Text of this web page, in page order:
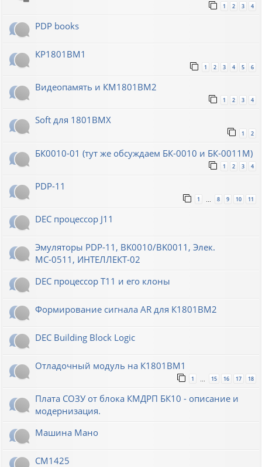
1 2 3 4
PDP books
КР1801ВМ1
1 2 3 4 5 6
Видеопамять и КМ1801ВМ2
1 2 3 4
Soft для 1801ВМХ
1 2
БК0010-01 (тут же обсуждаем БК-0010 и БК-0011М)
1 2 3 4
PDP-11
1 8 9 10 11
DEC процессор J11
Эмуляторы PDP-11, BK0010/BK0011, Элек.
МС-0511, ИНТЕЛЛЕКТ-02
DEC процессор T11 и его клоны
Формирование сигнала AR для К1801ВМ2
DEC Building Block Logic
Отладочный модуль на К1801ВМ1
1 15 16 17 18
Плата СОЗУ от блока КМДРП БК10 - описание и
модернизация.
Машина Мано
СМ1425